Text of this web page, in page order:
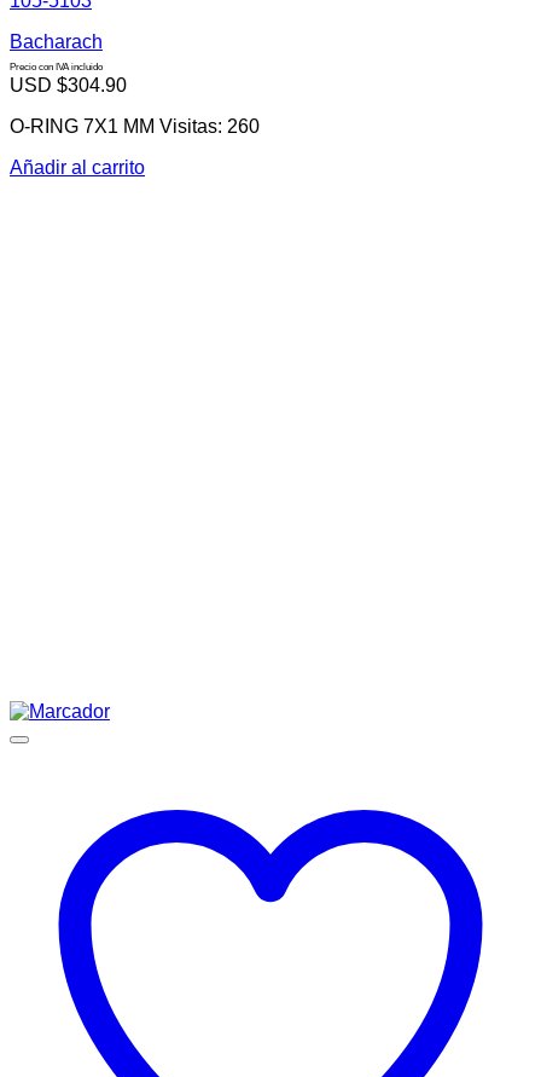
Bacharach
Precio con IVA incluido
USD $304.90
O-RING 7X1 MM Visitas: 260
Añadir al carrito